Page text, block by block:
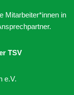
Mitarbeiter*innen in
TSV
e.V.